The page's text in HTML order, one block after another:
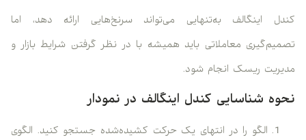
کندل اینگالف به‌تنهایی می‌تواند سرنخ‌هایی ارائه دهد، اما
تصمیم‌گیری معاملاتی باید همیشه با در نظر گرفتن شرایط بازار و
مدیریت ریسک انجام شود.
نحوه شناسایی کندل اینگالف در نمودار
الگو را در انتهای یک حرکت کشیده‌شده جستجو کنید. الگوی